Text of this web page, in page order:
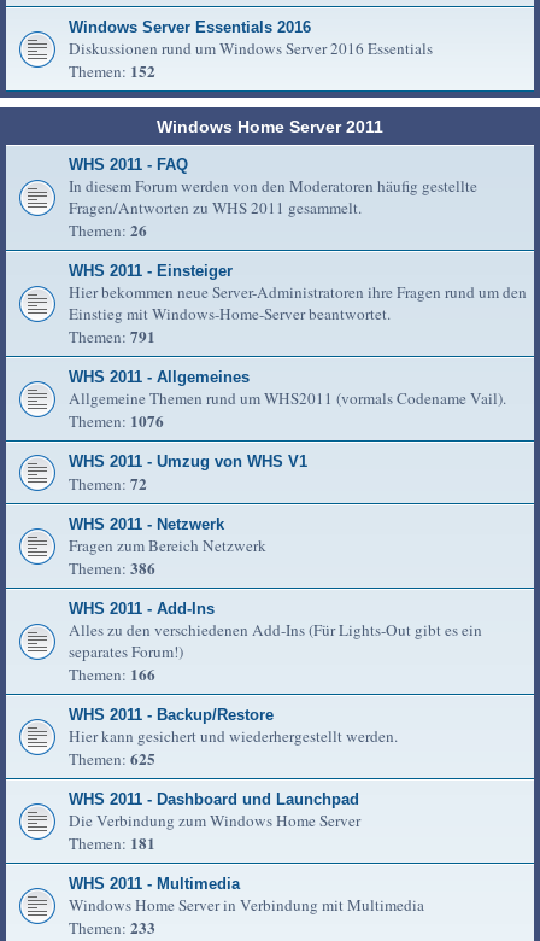
Windows Server Essentials 2016
Diskussionen rund um Windows Server 2016 Essentials
Themen: 152
Windows Home Server 2011
WHS 2011 - FAQ
In diesem Forum werden von den Moderatoren häufig gestellte
Fragen/Antworten zu WHS 2011 gesammelt.
Themen: 26
WHS 2011 - Einsteiger
Hier bekommen neue Server-Administratoren ihre Fragen rund um den
Einstieg mit Windows-Home-Server beantwortet.
Themen: 791
WHS 2011 - Allgemeines
Allgemeine Themen rund um WHS2011 (vormals Codename Vail).
Themen: 1076
WHS 2011 - Umzug von WHS V1
Themen: 72
WHS 2011 - Netzwerk
Fragen zum Bereich Netzwerk
Themen: 386
WHS 2011 - Add-Ins
Alles zu den verschiedenen Add-Ins (Für Lights-Out gibt es ein
separates Forum!)
Themen: 166
WHS 2011 - Backup/Restore
Hier kann gesichert und wiederhergestellt werden.
Themen: 625
WHS 2011 - Dashboard und Launchpad
Die Verbindung zum Windows Home Server
Themen: 181
WHS 2011 - Multimedia
Windows Home Server in Verbindung mit Multimedia
Themen: 233